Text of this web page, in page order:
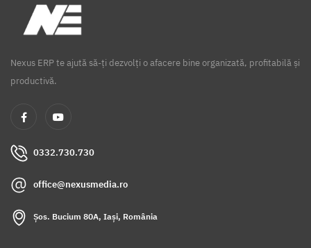
Nexus ERP te ajută să-ți dezvolți o afacere bine organizată, profitabilă și
productivă.
0332.730.730
office@nexusmedia.ro
Șos. Bucium 80A, Iași, România